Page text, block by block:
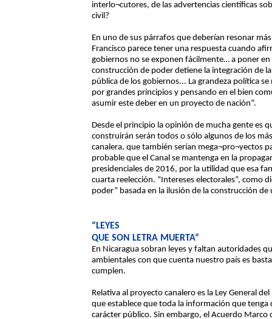
interlo¬cutores, de las advertencias científicas
civil?
En uno de sus párrafos que deberían resonar
Francisco parece tener una respuesta cuando
gobiernos no se exponen fácilmente… a poner
construcción de poder detiene la integración de
pública de los gobiernos... La grandeza política
por grandes principios y pensando en el bien
asumir este deber en un proyecto de nación”.
Desde el principio la opinión de mucha gente es
construirán serán todos o sólo algunos de los
canalera, que también serían mega¬pro¬yectos
probable que el Canal se mantenga en la
presidenciales de 2016, por la utilidad que esa
cuarta reelección. “Intereses electorales”, como
poder” basada en la ilusión de la construcción
“LEYES
QUE SON LETRA MUERTA”
En Nicaragua sobran leyes y faltan autoridades
ambientales con que cuenta nuestro país es
cumplen.
Relativa al proyecto canalero es la Ley General
que establece que toda la información que
carácter público. Sin embargo, el Acuerdo